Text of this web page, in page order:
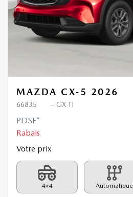
Précédent
MAZDA CX-5 2026
66835 – GX TI
PDSF*
Rabais
Votre prix
4×4 Automatique